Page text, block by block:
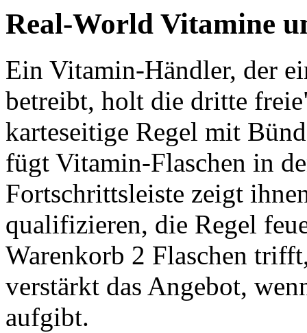
Real-World Vitamine
Ein Vitamin-Händler, der
betreibt, holt die dritte
karteseitige Regel mit
fügt Vitamin-Flaschen in
Fortschrittsleiste zeigt
qualifizieren, die Regel
Warenkorb 2 Flaschen
verstärkt das Angebot,
aufgibt.